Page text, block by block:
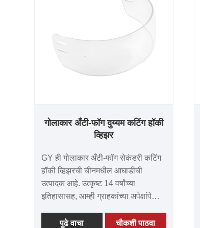
गोलाकार अँटी-फॉग दुय्यम कटिंग हॉकी
व्हिझर
GY ही गोलाकार अँटी-फॉग सेकंडरी कटिंग
हॉकी व्हिझरची चीनमधील आघाडीची
उत्पादक आहे. उत्कृष्ट 14 वर्षांच्या
इतिहासासह, आम्ही ग्राहकांच्या अपेक्षांपेक्षा
उत्पादने तयार करण्यासाठी वचनबद्ध आहोत.
पुढे वाचा चौकशी पाठवा